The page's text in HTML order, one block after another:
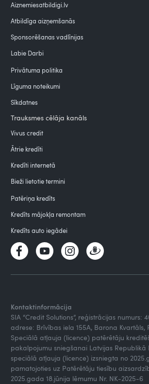
Aiznemiesatbildigi.lv
Atbildīga aizņemšanās
Sponsorēšanas vadlīnijas
Labie Darbi
Privātuma politika
Līguma noteikumi
Sīkdatnes
Trauksmes cēlāja kanāls
Vivus credit
Ātrie kredīti
Kredīti internetā
Bieži lietotie termini
Patēriņa kredīts
Kredīts mājokļa remontam
Kredīts auto iegādei
Kontaktinformācija
SIA “Credit Solutions”, reģistrācijas numurs:
adrese: Brīvības iela 155A, Barona Kvartāls,
Speciālā atļauja (licence) patērētāju
pakalpojumu sniegšanai Latvijas Republikā
speciālā atļauja (licence) izsniegta no
pamatojoties uz Patērētāju tiesību
2025.gada 18.jūnija lēmumu Nr. NK-2025-6